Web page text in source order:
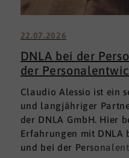
22.07.2026
DNLA bei der
der
Claudio Alessio ist ein
und langjähriger
der DNLA GmbH. Hier
Erfahrungen mit DNLA
und bei der